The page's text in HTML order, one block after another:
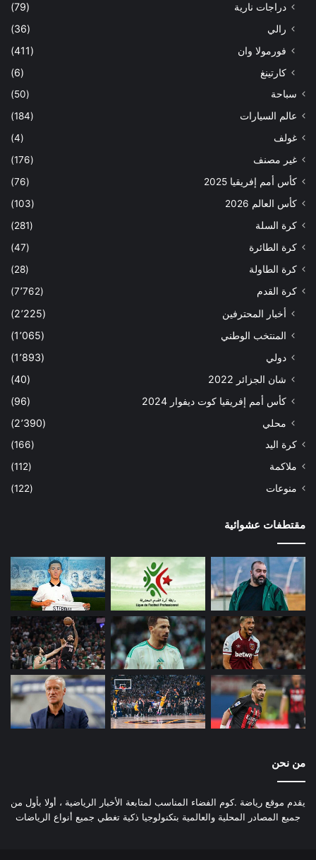
دراجات نارية
(79)
رالي
(36)
فورمولا وان
(411)
كارتينغ
(6)
سباحة
(50)
عالم السيارات
(184)
غولف
(4)
غير مصنف
(176)
كأس أمم إفريقيا 2025
(76)
كأس العالم 2026
(103)
كرة السلة
(281)
كرة الطائرة
(47)
كرة الطاولة
(28)
كرة القدم
(7٬762)
أخبار المحترفين
(2٬225)
المنتخب الوطني
(1٬065)
دولي
(1٬893)
شان الجزائر 2022
(40)
كأس أمم إفريقيا كوت ديفوار 2024
(96)
محلي
(2٬390)
كرة اليد
(166)
ملاكمة
(112)
منوعات
(122)
مقتطفات عشوائية
من نحن
يقدم موقع رياضة .كوم الفضاء المناسب لمتابعة الأخبار الرياضية ، أولا بأول من
جميع المصادر المحلية والعالمية بتكنولوجيا ذكية تغطي جميع أنواع الرياضات